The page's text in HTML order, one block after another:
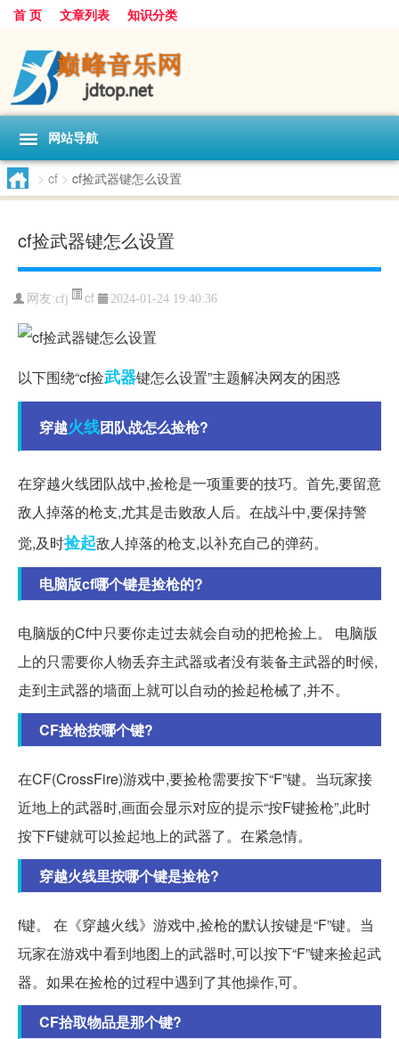
首 页 文章列表 知识分类
网站导航
> cf > cf捡武器键怎么设置
cf捡武器键怎么设置
网友:cfj cf 2024-01-24 19:40:36
以下围绕“cf捡武器键怎么设置”主题解决网友的困惑
穿越火线团队战怎么捡枪?
在穿越火线团队战中,捡枪是一项重要的技巧。首先,要留意
敌人掉落的枪支,尤其是击败敌人后。在战斗中,要保持警
觉,及时捡起敌人掉落的枪支,以补充自己的弹药。
电脑版cf哪个键是捡枪的?
电脑版的Cf中只要你走过去就会自动的把枪捡上。 电脑版
上的只需要你人物丢弃主武器或者没有装备主武器的时候,
走到主武器的墙面上就可以自动的捡起枪械了,并不。
CF捡枪按哪个键?
在CF(CrossFire)游戏中,要捡枪需要按下“F”键。当玩家接
近地上的武器时,画面会显示对应的提示“按F键捡枪”,此时
按下F键就可以捡起地上的武器了。在紧急情。
穿越火线里按哪个键是捡枪?
f键。 在《穿越火线》游戏中,捡枪的默认按键是“F”键。当
玩家在游戏中看到地图上的武器时,可以按下“F”键来捡起武
器。如果在捡枪的过程中遇到了其他操作,可。
CF拾取物品是那个键?